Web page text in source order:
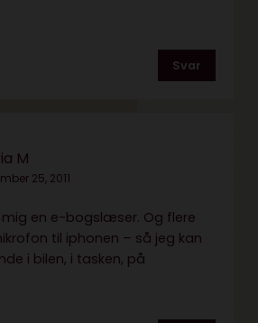
Svar
M
25, 2011
mig en e-bogslæser. Og flere
til iphonen – så jeg kan
i bilen, i tasken, på